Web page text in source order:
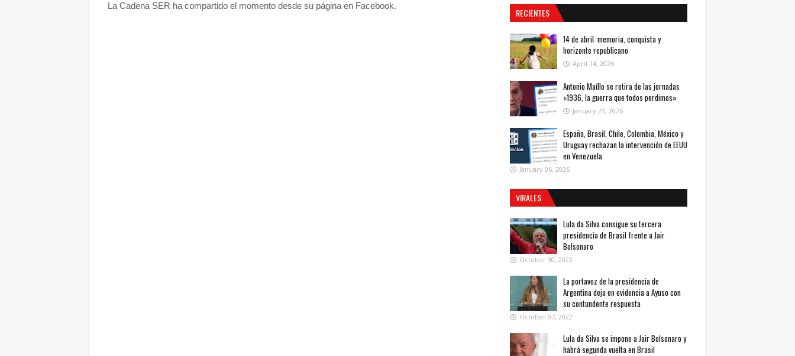
La Cadena SER ha compartido el momento desde su página en Facebook.
RECIENTES
14 de abril: memoria, conquista y
horizonte republicano
April 14, 2026
Antonio Maíllo se retira de las jornadas
«1936, la guerra que todos perdimos»
January 25, 2026
España, Brasil, Chile, Colombia, México y
Uruguay rechazan la intervención de EEUU
en Venezuela
January 06, 2026
VIRALES
Lula da Silva consigue su tercera
presidencia de Brasil frente a Jair
Bolsonaro
October 30, 2022
La portavoz de la presidencia de
Argentina deja en evidencia a Ayuso con
su contundente respuesta
October 07, 2022
Lula da Silva se impone a Jair Bolsonaro y
habrá segunda vuelta en Brasil